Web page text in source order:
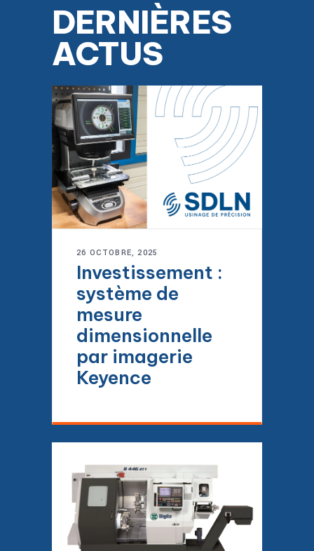
DERNIÈRES
ACTUS
Investissement :
système de
mesure
dimensionnelle
par imagerie
Keyence
26 OCTOBRE, 2025